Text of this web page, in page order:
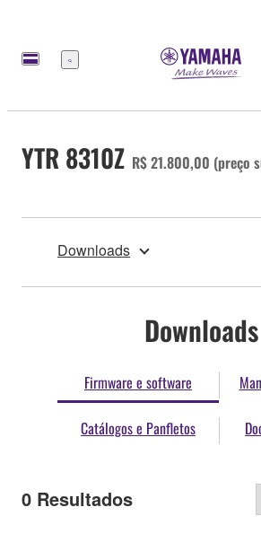
Menu
YTR 8310Z R$ 21.800,00 (preço
Downloads
Downloads
Firmware e software
Catálogos e Panfletos
0 Resultados